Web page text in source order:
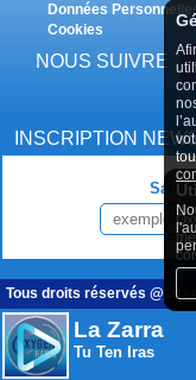
RETROUVER TOUS
La Zarra
Tu Ten Iras
Données
Cookies
NOUS SUIVRE
INSCRIPTION
Tous droits réservés